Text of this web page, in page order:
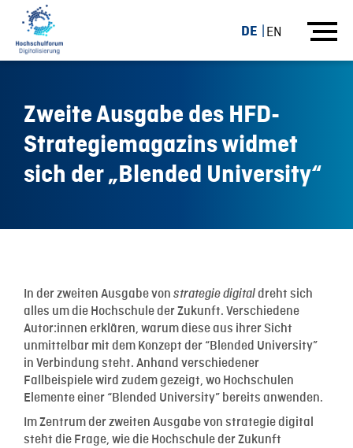
DE EN
Zweite Ausgabe des HFD-
Strategiemagazins widmet
sich der „Blended University“
In der zweiten Ausgabe von strategie digitaldreht sich
alles um die Hochschule der Zukunft. Verschiedene
Autor:innen erklären, warum diese aus ihrer Sicht
unmittelbar mit dem Konzept der “Blended University”
in Verbindung steht. Anhand verschiedener
Fallbeispiele wird zudem gezeigt, wo Hochschulen
Elemente einer “Blended University” bereits anwenden.
Im Zentrum der zweiten Ausgabe von strategie digital
steht die Frage, wie die Hochschule der Zukunft